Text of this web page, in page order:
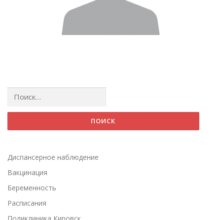
Диспансерное наблюдение
Вакцинация
Беременность
Расписания